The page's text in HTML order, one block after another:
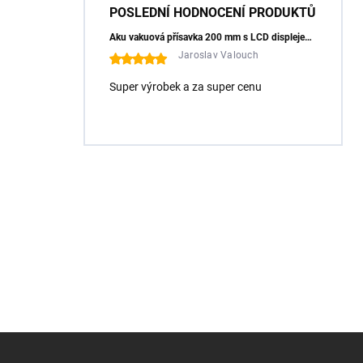
POSLEDNÍ HODNOCENÍ PRODUKTŮ
Aku vakuová přísavka 200 mm s LCD displejem (150 kg) - HÖGERT HT3B355
Jaroslav Valouch
Super výrobek a za super cenu